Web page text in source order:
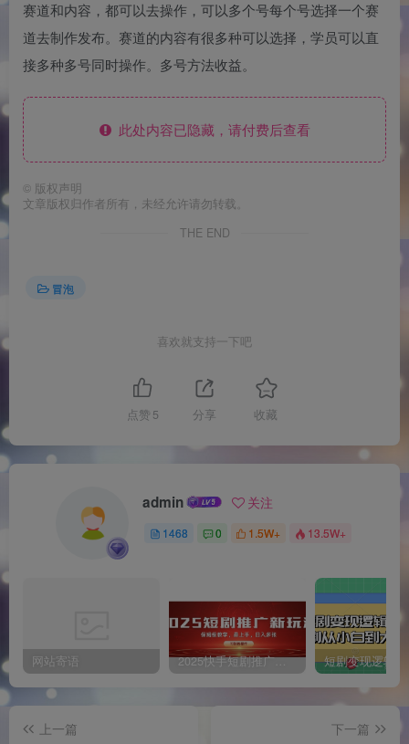
赛道和内容，都可以去操作，可以多个号每个号选择一个赛
道去制作发布。赛道的内容有很多种可以选择，学员可以直
接多种多号同时操作。多号方法收益。
此处内容已隐藏，请付费后查看
© 版权声明
文章版权归作者所有，未经允许请勿转载。
THE END
冒泡
喜欢就支持一下吧
点赞 5 分享 收藏
admin 关注
1468 0 1.5W+ 13.5W+
网站寄语 2025快手短剧推广新玩法，保姆级教学，日入多张，可矩阵操作
上一篇
下一篇